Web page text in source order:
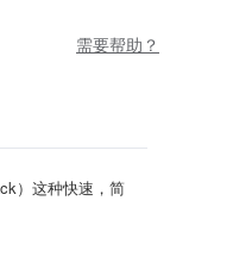
需要帮助？
）这种快速，简